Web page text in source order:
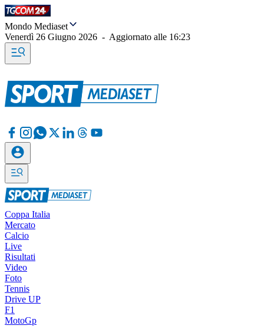
Mondo Mediaset
Venerdì 26 Giugno 2026 - Aggiornato alle 16:23
Coppa Italia
Mercato
Calcio
Live
Risultati
Video
Foto
Tennis
Drive UP
F1
MotoGp